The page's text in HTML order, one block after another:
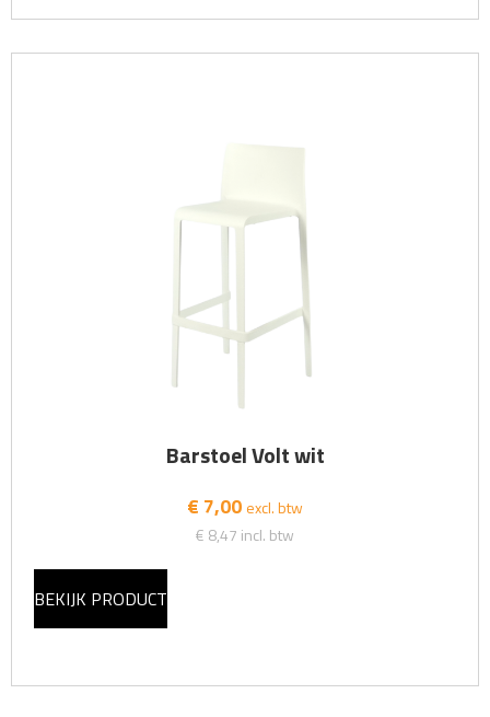
Barstoel Volt wit
€ 7,00 excl. btw
€ 8,47 incl. btw
BEKIJK PRODUCT